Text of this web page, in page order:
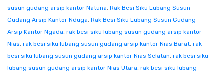
susun gudang arsip kantor Natuna, Rak Besi Siku Lubang Susun
Gudang Arsip Kantor Nduga, Rak Besi Siku Lubang Susun Gudang
Arsip Kantor Ngada, rak besi siku lubang susun gudang arsip kantor
Nias, rak besi siku lubang susun gudang arsip kantor Nias Barat, rak
besi siku lubang susun gudang arsip kantor Nias Selatan, rak besi siku
lubang susun gudang arsip kantor Nias Utara, rak besi siku lubang